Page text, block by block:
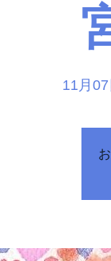
11月